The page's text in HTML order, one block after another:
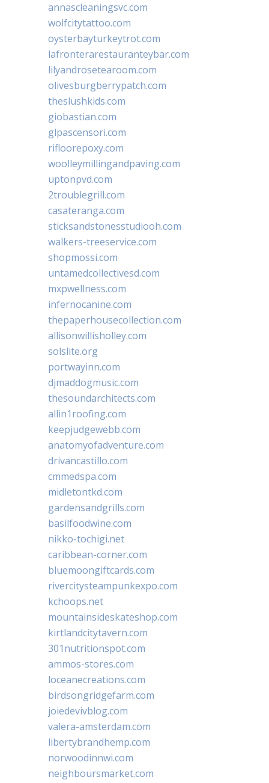
annascleaningsvc.com
wolfcitytattoo.com
oysterbayturkeytrot.com
lafronterarestauranteybar.com
lilyandrosetearoom.com
olivesburgberrypatch.com
theslushkids.com
giobastian.com
glpascensori.com
rifloorepoxy.com
woolleymillingandpaving.com
uptonpvd.com
2troublegrill.com
casateranga.com
sticksandstonesstudiooh.com
walkers-treeservice.com
shopmossi.com
untamedcollectivesd.com
mxpwellness.com
infernocanine.com
thepaperhousecollection.com
allisonwillisholley.com
solslite.org
portwayinn.com
djmaddogmusic.com
thesoundarchitects.com
allin1roofing.com
keepjudgewebb.com
anatomyofadventure.com
drivancastillo.com
cmmedspa.com
midletontkd.com
gardensandgrills.com
basilfoodwine.com
nikko-tochigi.net
caribbean-corner.com
bluemoongiftcards.com
rivercitysteampunkexpo.com
kchoops.net
mountainsideskateshop.com
kirtlandcitytavern.com
301nutritionspot.com
ammos-stores.com
loceanecreations.com
birdsongridgefarm.com
joiedevivblog.com
valera-amsterdam.com
libertybrandhemp.com
norwoodinnwi.com
neighboursmarket.com